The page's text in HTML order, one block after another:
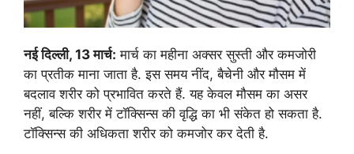
नई दिल्ली, 13 मार्च: मार्च का महीना अक्सर सुस्ती और कमजोरी
का प्रतीक माना जाता है. इस समय नींद, बैचेनी और मौसम में
बदलाव शरीर को प्रभावित करते हैं. यह केवल मौसम का असर
नहीं, बल्कि शरीर में टॉक्सिन्स की वृद्धि का भी संकेत हो सकता है.
टॉक्सिन्स की अधिकता शरीर को कमजोर कर देती है.